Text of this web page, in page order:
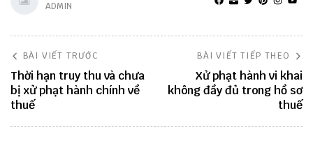
ADMIN
BÀI VIẾT TRƯỚC
Thời hạn truy thu và chưa
bị xử phạt hành chính về
thuế
BÀI VIẾT TIẾP THEO
Xử phạt hành vi khai
không đầy đủ trong hồ sơ
thuế